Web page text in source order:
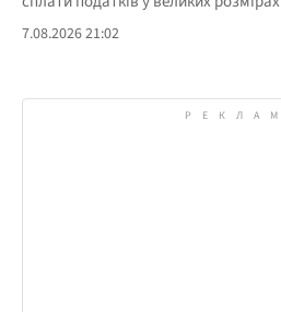
7.08.2026 21:02